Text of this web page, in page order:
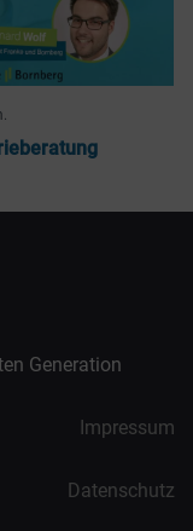
Generation
Impressum
Datenschutz